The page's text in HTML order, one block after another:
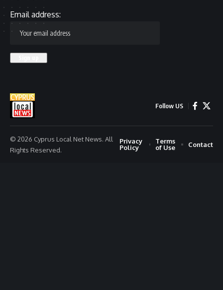
Email address:
Follow US
© 2026 Cyprus Local Net News. All
Rights Reserved.
Privacy
Policy
Terms
of Use
Contact